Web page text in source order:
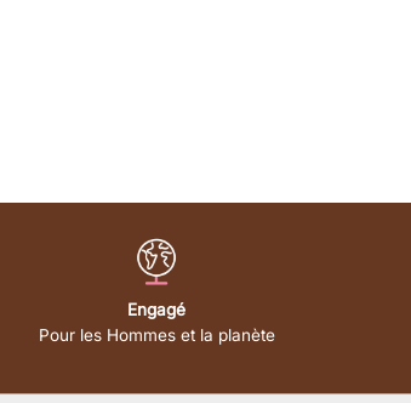
Engagé
Pour les Hommes et la planète